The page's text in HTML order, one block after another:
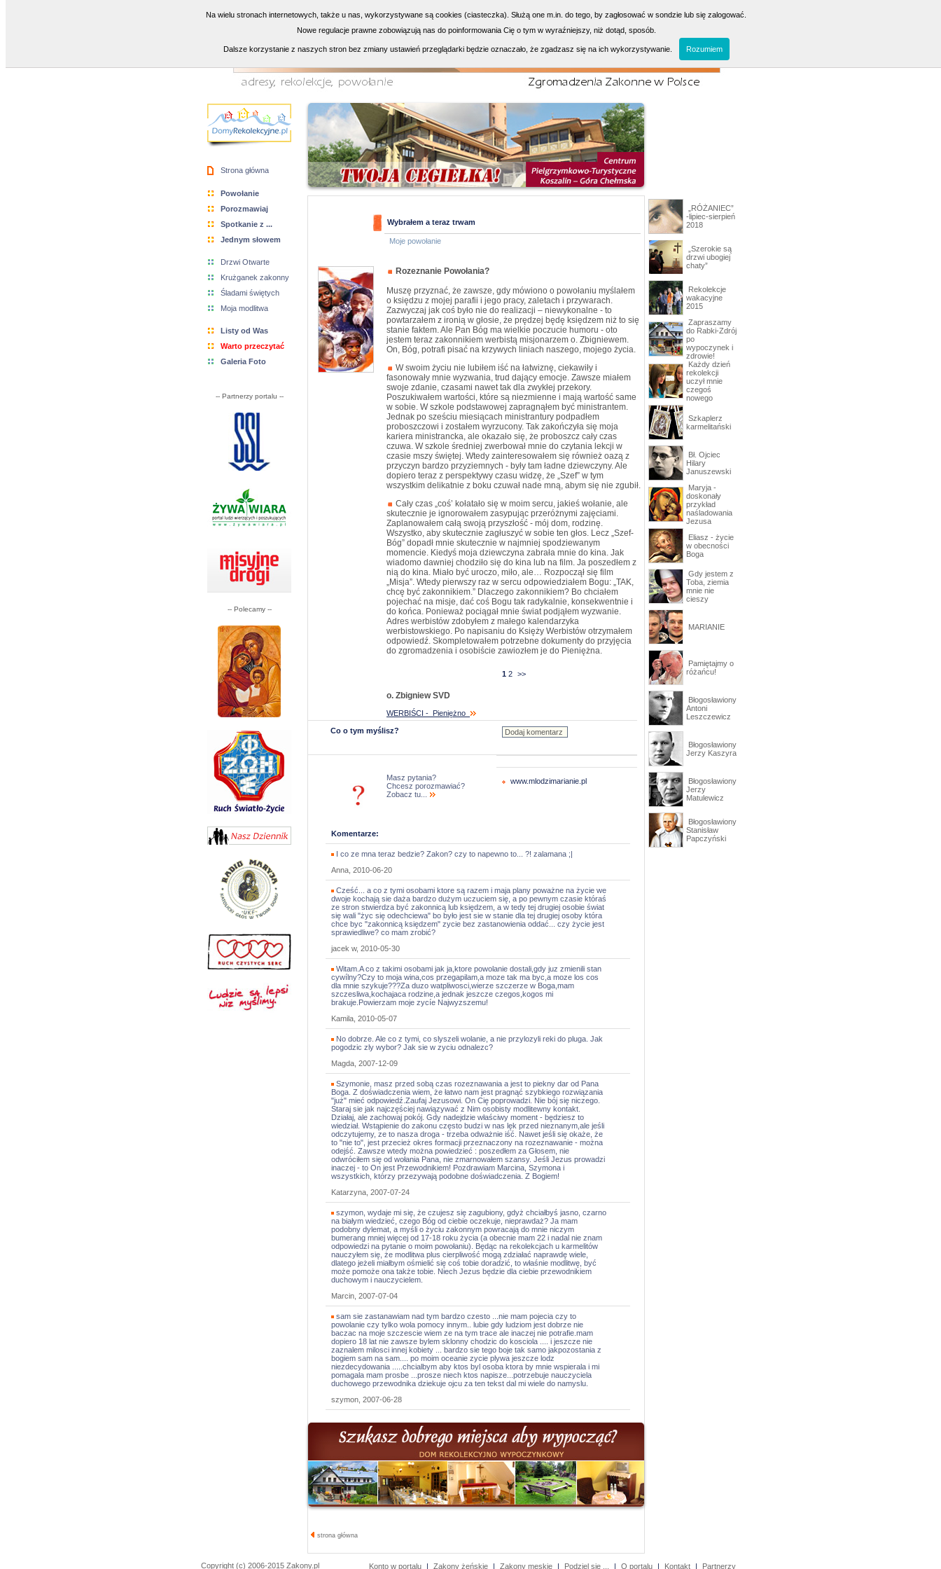
Strona główna
Powołanie
Porozmawiaj
Spotkanie z ...
Jednym słowem
Drzwi Otwarte
Krużganek zakonny
Śladami świętych
Moja modlitwa
Listy od Was
Warto przeczytać
Galeria Foto
-- Partnerzy portalu --
-- Polecamy --
Wybrałem a teraz trwam
Moje powołanie
Rozeznanie Powołania?
Muszę przyznać, że zawsze, gdy mówiono o powołaniu myślałem
o księdzu z mojej parafii i jego pracy, zaletach i przywarach.
Zazwyczaj jak coś było nie do realizacji – niewykonalne - to
powtarzałem z ironią w głosie, że prędzej będę księdzem niż to się
stanie faktem. Ale Pan Bóg ma wielkie poczucie humoru - oto
jestem teraz zakonnikiem werbistą misjonarzem o. Zbigniewem.
On, Bóg, potrafi pisać na krzywych liniach naszego, mojego życia.
W swoim życiu nie lubiłem iść na łatwiznę, ciekawiły i
fasonowały mnie wyzwania, trud dający emocje. Zawsze miałem
swoje zdanie, czasami nawet tak dla zwykłej przekory.
Poszukiwałem wartości, które są niezmienne i mają wartość same
w sobie. W szkole podstawowej zapragnąłem być ministrantem.
Jednak po sześciu miesiącach ministrantury podpadłem
proboszczowi i zostałem wyrzucony. Tak zakończyła się moja
kariera ministrancka, ale okazało się, że proboszcz cały czas
czuwa. W szkole średniej zwerbował mnie do czytania lekcji w
czasie mszy świętej. Wtedy zainteresowałem się również oazą z
przyczyn bardzo przyziemnych - były tam ładne dziewczyny. Ale
dopiero teraz z perspektywy czasu widzę, że „Szef” w tym
wszystkim delikatnie z boku czuwał nade mną, abym się nie zgubił.
Cały czas „coś’ kołatało się w moim sercu, jakieś wołanie, ale
skutecznie je ignorowałem zasypując przeróżnymi zajęciami.
Zaplanowałem całą swoją przyszłość - mój dom, rodzinę.
Wszystko, aby skutecznie zagłuszyć w sobie ten głos. Lecz „Szef-
Bóg” dopadł mnie skutecznie w najmniej spodziewanym
momencie. Kiedyś moja dziewczyna zabrała mnie do kina. Jak
wiadomo dawniej chodziło się do kina lub na film. Ja poszedłem z
nią do kina. Miało być uroczo, miło, ale… Rozpoczął się film
„Misja”. Wtedy pierwszy raz w sercu odpowiedziałem Bogu: „TAK,
chcę być zakonnikiem.” Dlaczego zakonnikiem? Bo chciałem
pojechać na misje, dać coś Bogu tak radykalnie, konsekwentnie i
do końca. Ponieważ pociągał mnie świat podjąłem wyzwanie.
Adres werbistów zdobyłem z małego kalendarzyka
werbistowskiego. Po napisaniu do Księży Werbistów otrzymałem
odpowiedź. Skompletowałem potrzebne dokumenty do przyjęcia
do zgromadzenia i osobiście zawiozłem je do Pieniężna.
1 2 >>
o. Zbigniew SVD
WERBIŚCI - Pieniężno
Co o tym myślisz?
Masz pytania?
Chcesz porozmawiać?
Zobacz tu...
www.mlodzimarianie.pl
Komentarze:
I co ze mna teraz bedzie? Zakon? czy to napewno to... ?! zalamana ;|
Anna, 2010-06-20
Cześć... a co z tymi osobami ktore są razem i maja plany poważne na życie we
dwoje kochają sie daża bardzo dużym uczuciem się, a po pewnym czasie któraś
ze stron stwierdza być zakonnicą lub księdzem, a w tedy tej drugiej osobie świat
się wali "życ się odechciewa" bo było jest sie w stanie dla tej drugiej osoby która
chce byc "zakonnicą księdzem" zycie bez zastanowienia oddać... czy życie jest
sprawiedliwe? co mam zrobić?
jacek w, 2010-05-30
Witam.A co z takimi osobami jak ja,ktore powolanie dostali,gdy juz zmienili stan
cywílny?Czy to moja wina,cos przegapilam,a moze tak ma byc,a moze los cos
dla mnie szykuje???Za duzo watpliwosci,wierze szczerze w Boga,mam
szczesliwa,kochajaca rodzine,a jednak jeszcze czegos,kogos mi
brakuje.Powierzam moje zycíe Najwyzszemu!
Kamila, 2010-05-07
No dobrze. Ale co z tymi, co slyszeli wolanie, a nie przylozyli reki do pluga. Jak
pogodzic zly wybor? Jak sie w zyciu odnalezc?
Magda, 2007-12-09
Szymonie, masz przed sobą czas rozeznawania a jest to piekny dar od Pana
Boga. Z doświadczenia wiem, że łatwo nam jest pragnąć szybkiego rozwiązania
"już" mieć odpowiedź.Zaufaj Jezusowi. On Cię poprowadzi. Nie bój się niczego.
Staraj sie jak najczęściej nawiązywać z Nim osobisty modlitewny kontakt.
Działaj, ale zachowaj pokój. Gdy nadejdzie właściwy moment - będziesz to
wiedział. Wstąpienie do zakonu często budzi w nas lęk przed nieznanym,ale jeśli
odczytujemy, ze to nasza droga - trzeba odważnie iść. Nawet jeśli się okaże, że
to "nie to", jest przecież okres formacji przeznaczony na rozeznawanie - można
odejść. Zawsze wtedy można powiedzieć : poszedłem za Głosem, nie
odwróciłem się od wołania Pana, nie zmarnowałem szansy. Jeśli Jezus prowadzi
inaczej - to On jest Przewodnikiem! Pozdrawiam Marcina, Szymona i
wszystkich, którzy przezywają podobne doświadczenia. Z Bogiem!
Katarzyna, 2007-07-24
szymon, wydaje mi się, że czujesz się zagubiony, gdyż chciałbyś jasno, czarno
na białym wiedzieć, czego Bóg od ciebie oczekuje, nieprawdaż? Ja mam
podobny dylemat, a myśli o życiu zakonnym powracają do mnie niczym
bumerang mniej więcej od 17-18 roku życia (a obecnie mam 22 i nadal nie znam
odpowiedzi na pytanie o moim powołaniu). Będąc na rekolekcjach u karmelitów
nauczyłem się, że modlitwa plus cierpliwość mogą zdziałać naprawdę wiele,
dlatego jeżeli miałbym ośmielić się coś tobie doradzić, to właśnie modlitwę, być
może pomoże ona także tobie. Niech Jezus będzie dla ciebie przewodnikiem
duchowym i nauczycielem.
Marcin, 2007-07-04
sam sie zastanawiam nad tym bardzo czesto ...nie mam pojecia czy to
powolanie czy tylko wola pomocy innym.. lubie gdy ludziom jest dobrze nie
baczac na moje szczescie wiem ze na tym trace ale inaczej nie potrafie.mam
dopiero 18 lat nie zawsze bylem sklonny chodzic do kosciola .... i jeszcze nie
zaznalem milosci innej kobiety ... bardzo sie tego boje tak samo jakpozostania z
bogiem sam na sam.... po moim oceanie zycie plywa jeszcze lodz
niezdecydowania .....chcialbym aby ktos byl osoba ktora by mnie wspierala i mi
pomagala mam prosbe ...prosze niech ktos napisze...potrzebuje nauczyciela
duchowego przewodnika dziekuje ojcu za ten tekst dal mi wiele do namyslu.
szymon, 2007-06-28
strona główna
„RÓŻANIEC”
-lipiec-sierpień
2018
„Szerokie są
drzwi ubogiej
chaty”
Rekolekcje
wakacyjne
2015
Zapraszamy
do Rabki-Zdrój
po
wypoczynek i
zdrowie!
Każdy dzień
rekolekcji
uczył mnie
czegoś
nowego
Szkaplerz
karmelitański
Bł. Ojciec
Hilary
Januszewski
Maryja -
doskonały
przykład
naśladowania
Jezusa
Eliasz - życie
w obecności
Boga
Gdy jestem z
Toba, ziemia
mnie nie
cieszy
MARIANIE
Pamiętajmy o
różańcu!
Błogosławiony
Antoni
Leszczewicz
Błogosławiony
Jerzy Kaszyra
Błogosławiony
Jerzy
Matulewicz
Błogosławiony
Stanisław
Papczyński
Copyright (c) 2006-2015 Zakony.pl Konto w portalu | Zakony żeńskie | Zakony męskie | Podziel się ... | O portalu | Kontakt | Partnerzy
Na wielu stronach internetowych, także u nas, wykorzystywane są cookies (ciasteczka). Służą one m.in. do tego, by zagłosować w sondzie lub się zalogować.
Nowe regulacje prawne zobowiązują nas do poinformowania Cię o tym w wyraźniejszy, niż dotąd, sposób.
Dalsze korzystanie z naszych stron bez zmiany ustawień przeglądarki będzie oznaczało, że zgadzasz się na ich wykorzystywanie. Rozumiem